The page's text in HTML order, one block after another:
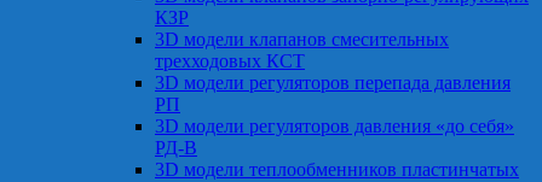
КЗР
3D модели клапанов смесительных
трехходовых КСТ
3D модели регуляторов перепада давления
РП
3D модели регуляторов давления «до себя»
РД-В
3D модели теплообменников пластинчатых